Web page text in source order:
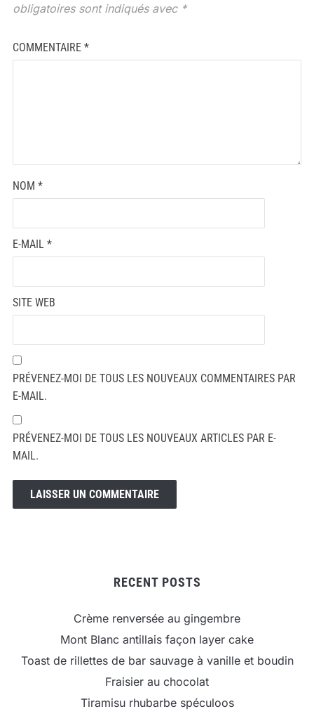
obligatoires sont indiqués avec *
COMMENTAIRE *
NOM *
E-MAIL *
SITE WEB
PRÉVENEZ-MOI DE TOUS LES NOUVEAUX COMMENTAIRES PAR
E-MAIL.
PRÉVENEZ-MOI DE TOUS LES NOUVEAUX ARTICLES PAR E-
MAIL.
RECENT POSTS
Crème renversée au gingembre
Mont Blanc antillais façon layer cake
Toast de rillettes de bar sauvage à vanille et boudin
Fraisier au chocolat
Tiramisu rhubarbe spéculoos